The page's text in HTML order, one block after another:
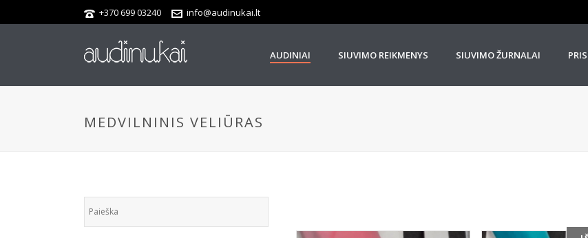
+370 699 03240 info@audinukai.lt
AUDINIAI SIUVIMO REIKMENYS SIUVIMO ŽURNALAI
MEDVILNINIS VELIŪRAS